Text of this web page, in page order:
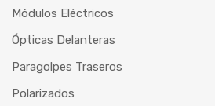
Módulos Eléctricos
Ópticas Delanteras
Paragolpes Traseros
Polarizados